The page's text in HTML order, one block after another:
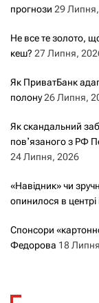
прогнози 29
Не все те золото,
кеш? 27 Липня,
Як ПриватБанк
полону26 Липня,
Як скандальний
повʼязаного з РФ
24 Липня, 2026
«Навідник» чи
опинилося в центрі
Спонсори
Федорова 18